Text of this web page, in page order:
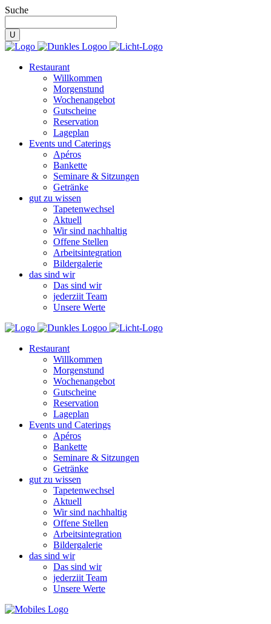
Suche
Restaurant
Willkommen
Morgenstund
Wochenangebot
Gutscheine
Reservation
Lageplan
Events und Caterings
Apéros
Bankette
Seminare & Sitzungen
Getränke
gut zu wissen
Tapetenwechsel
Aktuell
Wir sind nachhaltig
Offene Stellen
Arbeitsintegration
Bildergalerie
das sind wir
Das sind wir
jederziit Team
Unsere Werte
Restaurant
Willkommen
Morgenstund
Wochenangebot
Gutscheine
Reservation
Lageplan
Events und Caterings
Apéros
Bankette
Seminare & Sitzungen
Getränke
gut zu wissen
Tapetenwechsel
Aktuell
Wir sind nachhaltig
Offene Stellen
Arbeitsintegration
Bildergalerie
das sind wir
Das sind wir
jederziit Team
Unsere Werte